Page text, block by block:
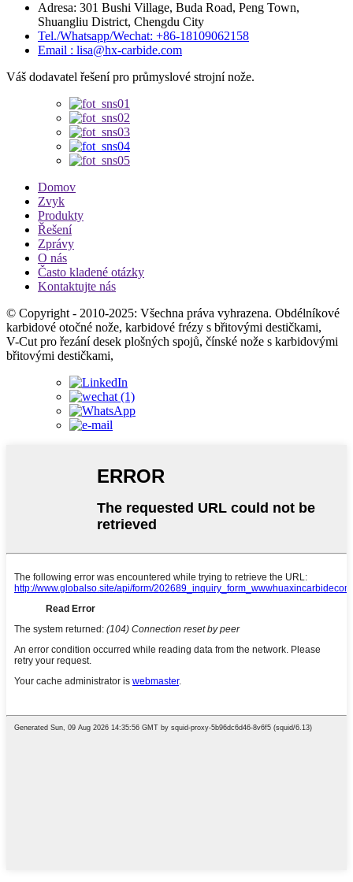
Adresa: 301 Bushi Village, Buda Road, Peng Town,
Shuangliu District, Chengdu City
Tel./Whatsapp/Wechat: +86-18109062158
Email : lisa@hx-carbide.com
Váš dodavatel řešení pro průmyslové strojní nože.
Domov
Zvyk
Produkty
Řešení
Zprávy
O nás
Často kladené otázky
Kontaktujte nás
© Copyright - 2010-2025: Všechna práva vyhrazena. Obdélníkové
karbidové otočné nože, karbidové frézy s břitovými destičkami,
V-Cut pro řezání desek plošných spojů, čínské nože s karbidovými
břitovými destičkami,